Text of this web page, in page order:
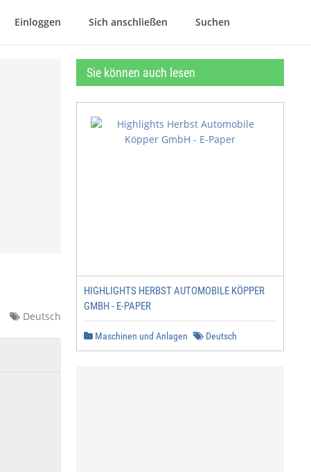
Einloggen Sich anschließen Suchen
Deutsch
Sie können auch lesen
HIGHLIGHTS HERBST AUTOMOBILE KÖPPER
GMBH - E-PAPER
Maschinen und Anlagen Deutsch